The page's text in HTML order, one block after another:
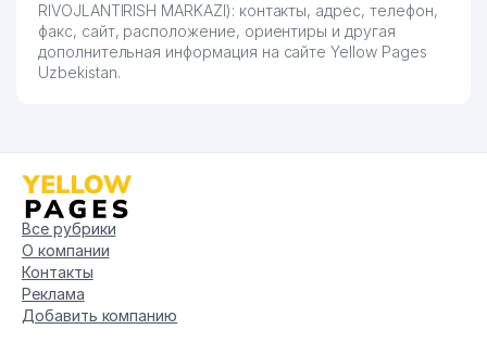
RIVOJLANTIRISH MARKAZI): контакты, адрес, телефон,
факс, сайт, расположение, ориентиры и другая
дополнительная информация на сайте Yellow Pages
Uzbekistan.
Все рубрики
О компании
Контакты
Реклама
Добавить компанию